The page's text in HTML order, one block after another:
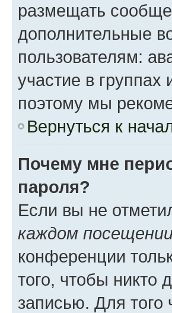
размещать
дополнительные
пользователям:
участие в группах
поэтому мы
Вернуться к
Почему мне
пароля?
Если вы не
каждом
конференции
того, чтобы никто
записью. Для того